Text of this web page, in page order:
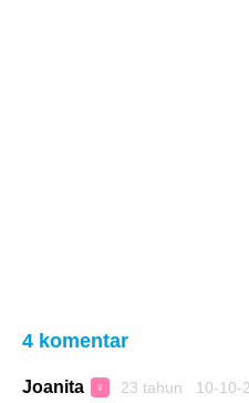
4 komentar
Joanita ♀ 23 tahun 10-10-